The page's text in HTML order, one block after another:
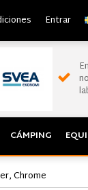
Entrar
CÁMPING
Chrome